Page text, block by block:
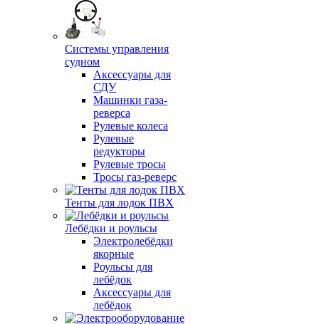
Системы управления
судном
Аксессуары для
СДУ
Машинки газа-
реверса
Рулевые колеса
Рулевые
редукторы
Рулевые тросы
Тросы газ-реверс
Тенты для лодок ПВХ
Лебёдки и роульсы
Электролебёдки
якорные
Роульсы для
лебёдок
Аксессуары для
лебёдок